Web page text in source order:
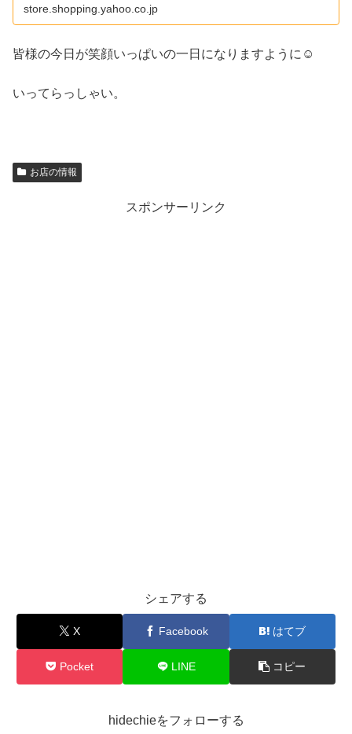
store.shopping.yahoo.co.jp
皆様の今日が笑顔いっぱいの一日になりますように☺
いってらっしゃい。
お店の情報
スポンサーリンク
シェアする
X Facebook はてブ
Pocket LINE コピー
hidechieをフォローする